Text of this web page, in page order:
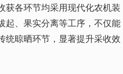
获各环节均采用现代化农机装
起、果实分离等工序，不仅能
统晾晒环节，显著提升采收效